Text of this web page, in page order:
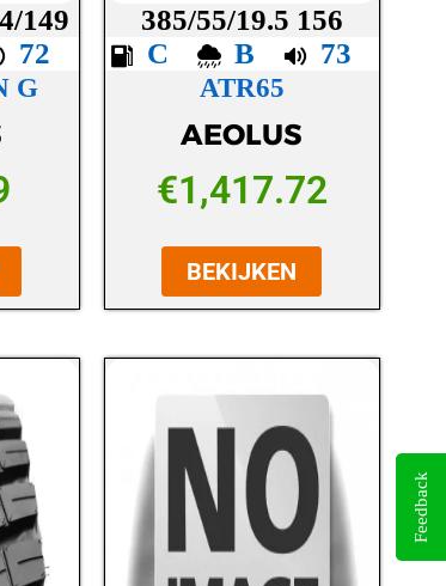
149
72
G
385/55/19.5 156
C
B 73
ATR65
AEOLUS
€1,417.72
BEKIJKEN
Feedback